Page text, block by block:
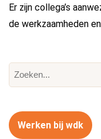
Er zijn collega’s
de werkzaamheden
Werken bij wdk